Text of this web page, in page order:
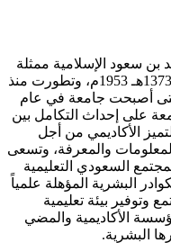
سعود الإسلامية ممثلة
في كلية الشريعة في سنة 1373هـ 1953م، وتطورت منذ
أصبحت جامعة في عام
الجامعة على إحداث التكامل بين
الأكاديمي من أجل
والمعرفة، وتسعى
السعودي التعليمية
البشرية المؤهلة علمياً
وتوفير بيئة تعليمية
الأكاديمية والمضي
البشرية.